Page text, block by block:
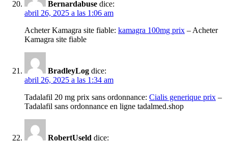
Bernardabuse dice:
abril 26, 2025 a las 1:06 am
Acheter Kamagra site fiable: kamagra 100mg prix – Acheter
Kamagra site fiable
BradleyLog dice:
abril 26, 2025 a las 1:34 am
Tadalafil 20 mg prix sans ordonnance: Cialis generique prix –
Tadalafil sans ordonnance en ligne tadalmed.shop
RobertUseld dice: